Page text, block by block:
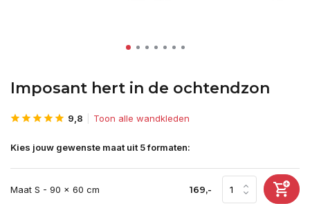
Imposant hert in de ochtendzon
9,8 Toon alle wandkleden
Kies jouw gewenste maat uit 5 formaten:
Maat S - 90 x 60 cm 169,-